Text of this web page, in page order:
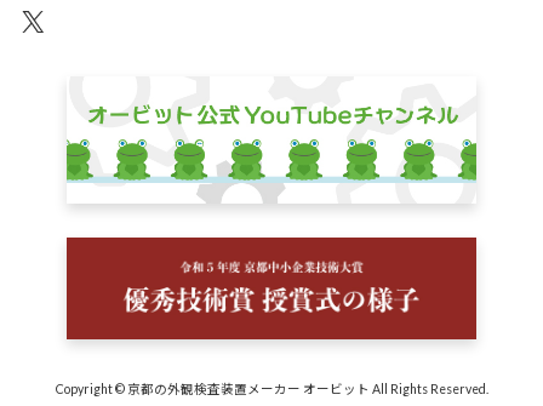
X
Copyright © 京都の外観検査装置メーカー オービット All Rights Reserved.